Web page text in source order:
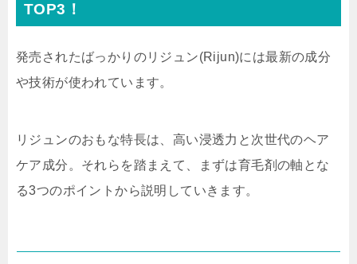
TOP3！
発売されたばっかりのリジュン(Rijun)には最新の成分
や技術が使われています。
リジュンのおもな特長は、高い浸透力と次世代のヘア
ケア成分。それらを踏まえて、まずは育毛剤の軸とな
る3つのポイントから説明していきます。